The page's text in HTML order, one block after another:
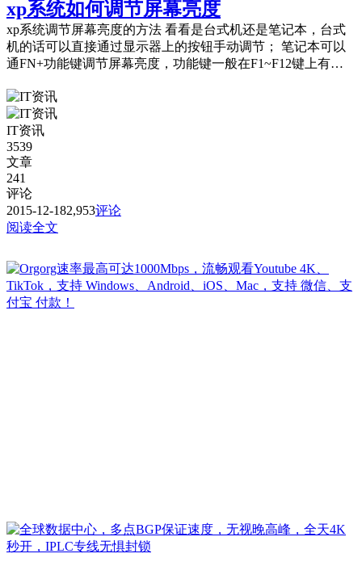
xp系统如何调节屏幕亮度
xp系统调节屏幕亮度的方法 看看是台式机还是笔记本，台式
机的话可以直接通过显示器上的按钮手动调节； 笔记本可以
通FN+功能键调节屏幕亮度，功能键一般在F1~F12键上有显
IT资讯
3539
文章
241
评论
2015-12-182,953评论
阅读全文